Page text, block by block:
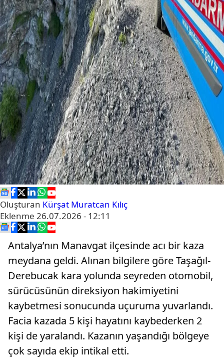
Oluşturan Kürşat Muratcan Kılıç
Eklenme 26.07.2026 - 12:11
Antalya’nın Manavgat ilçesinde acı bir kaza
meydana geldi. Alınan bilgilere göre Taşağıl-
Derebucak kara yolunda seyreden otomobil,
sürücüsünün direksiyon hakimiyetini
kaybetmesi sonucunda uçuruma yuvarlandı.
Facia kazada 5 kişi hayatını kaybederken 2
kişi de yaralandı. Kazanın yaşandığı bölgeye
çok sayıda ekip intikal etti.